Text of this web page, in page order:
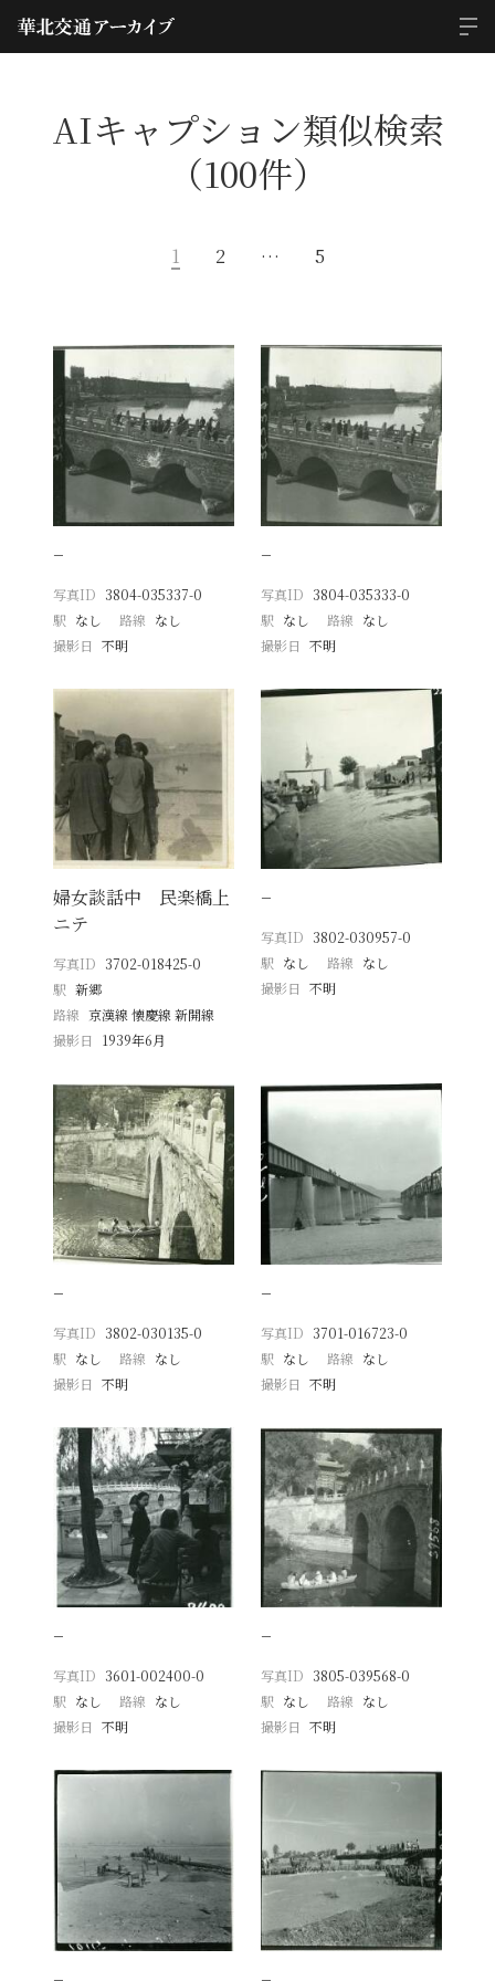
AIキャプション類似検索
（100件）
1 2 … 5
−
写真ID 3804-035337-0
駅 なし 路線 なし
撮影日
不明
−
写真ID 3804-035333-0
駅 なし 路線 なし
撮影日 不明
婦女談話中 民楽橋上
ニテ
写真ID 3702-018425-0
駅 新郷
路線 京漢線 懐慶線 新開線
撮影日
1939年6月
−
写真ID 3802-030957-0
駅 なし 路線 なし
撮影日 不明
−
写真ID 3802-030135-0
駅 なし 路線 なし
撮影日
不明
−
写真ID 3701-016723-0
駅 なし 路線 なし
撮影日 不明
−
写真ID 3601-002400-0
駅 なし 路線 なし
撮影日
不明
−
写真ID 3805-039568-0
駅 なし 路線 なし
撮影日 不明